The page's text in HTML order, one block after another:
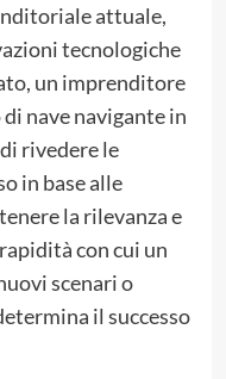
attuale,
tecnologiche
un imprenditore
nave navigante in
rivedere le
in base alle
la rilevanza e
con cui un
scenari o
il successo